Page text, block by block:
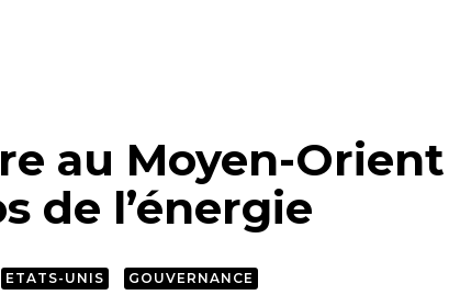
au Moyen-Orient
de l’énergie
ETATS-UNIS GOUVERNANCE